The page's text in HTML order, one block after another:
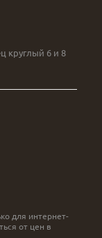
круглый 6 и 8
для интернет-
от цен в